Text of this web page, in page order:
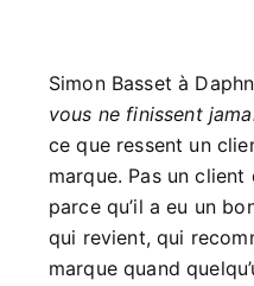
Simon Basset à
vous ne finissent
ce que ressent un
marque. Pas un
parce qu’il a eu un
qui revient, qui
marque quand